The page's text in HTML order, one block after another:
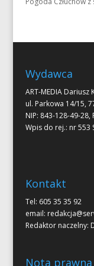
o
Wydawca
ART-MEDIA Dariusz
ul. Parkowa 14/15,
NIP: 843-128-49-28,
Wpis do rej.: nr 553
Kontakt
Tel: 605 35 35 92
email:
Redaktor naczelny:
Nota prawna